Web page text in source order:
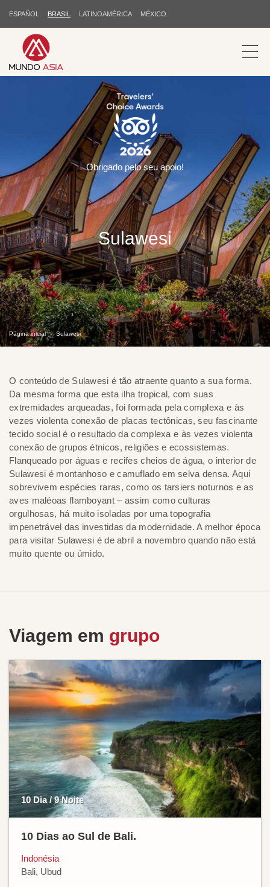
ESPAÑOL BRASIL LATINOAMÉRICA MÉXICO
Sulawesi
Página inicial Sulawesi
Obrigado pelo seu apoio!
O conteúdo de Sulawesi é tão atraente quanto a sua forma.
Da mesma forma que esta ilha tropical, com suas
extremidades arqueadas, foi formada pela complexa e às
vezes violenta conexão de placas tectônicas, seu fascinante
tecido social é o resultado da complexa e às vezes violenta
conexão de grupos étnicos, religiões e ecossistemas.
Flanqueado por águas e recifes cheios de água, o interior de
Sulawesi é montanhoso e camuflado em selva densa. Aqui
sobrevivem espécies raras, como os tarsiers noturnos e as
aves maléoas flamboyant – assim como culturas
orgulhosas, há muito isoladas por uma topografia
impenetrável das investidas da modernidade. A melhor época
para visitar Sulawesi é de abril a novembro quando não está
muito quente ou úmido.
Viagem em grupo
10 Dia / 9 Noite
10 Dias ao Sul de Bali.
Indonésia
Bali, Ubud